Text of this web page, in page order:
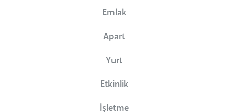
Emlak
Apart
Yurt
Etkinlik
İşletme